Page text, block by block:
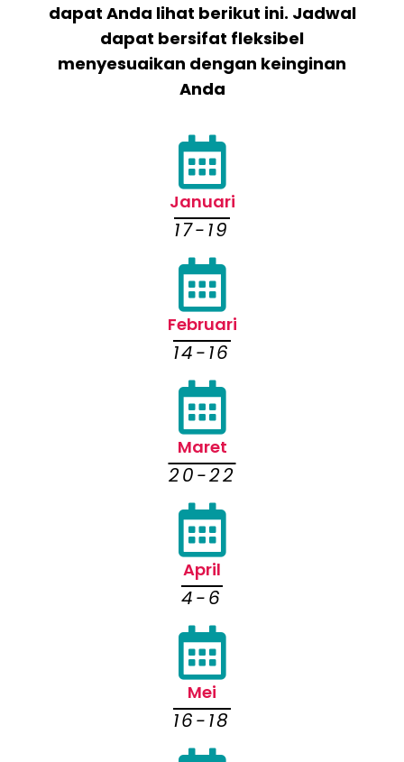
dapat Anda lihat berikut ini. Jadwal
dapat bersifat fleksibel
menyesuaikan dengan keinginan
Anda
Januari
17-19
Februari
14-16
Maret
20-22
April
4-6
Mei
16-18